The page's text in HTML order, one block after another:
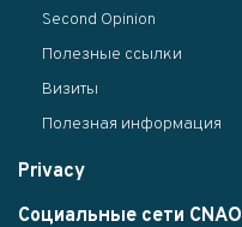
Second Opinion
Полезные ссылки
Визиты
Полезная информация
Privacy
Социальные сети CNAO